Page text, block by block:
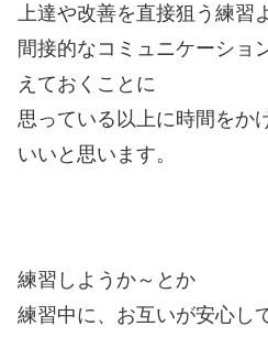
上達や改善を直接狙う練習
間接的なコミュニケーショ
えておくことに
思っている以上に時間をか
いいと思います。
練習しようか～とか
練習中に、お互いが安心し